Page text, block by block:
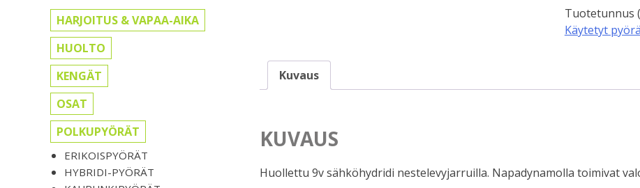
HARJOITUS & VAPAA-AIKA
HUOLTO
KENGÄT
OSAT
POLKUPYÖRÄT
ERIKOISPYÖRÄT
HYBRIDI-PYÖRÄT
määrä
Tuotetunnus
Käytetyt
Kuvaus
KUVAUS
Huollettu 9v sähköhydridi nestelevyjarruilla. Napadynamolla toimivat